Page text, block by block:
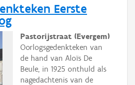
Eerste
Pastorijstraat (Evergem)
Oorlogsgedenkteken van
de hand van Aloïs De
Beule, in 1925 onthuld als
nagedachtenis van de